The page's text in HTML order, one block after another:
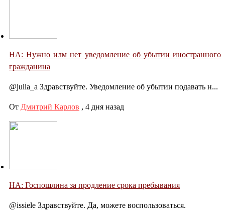
НА: Нужно илм нет уведомление об убытии иностранного
гражданина
@julia_a Здравствуйте. Уведомление об убытии подавать н...
От Дмитрий Карлов , 4 дня назад
НА: Госпошлина за продление срока пребывания
@issiele Здравствуйте. Да, можете воспользоваться.